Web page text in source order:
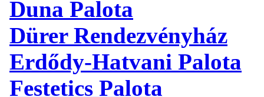
Duna Palota
Dürer Rendezvényház
Erdődy-Hatvani Palota
Festetics Palota